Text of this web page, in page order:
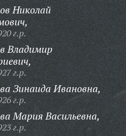
Николай
г.р.
Владимир
г.р.
Зинаида Ивановна,
г.р.
Мария Васильевна,
г.р.